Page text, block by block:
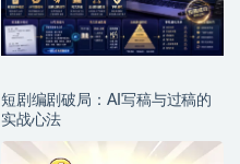
短剧编剧破局：AI写稿与过稿的
实战心法